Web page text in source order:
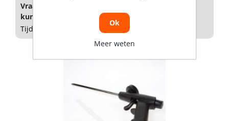
Vraag een
kunnen zien.
Tijdelijk niet op voorraad
Ok
Meer weten